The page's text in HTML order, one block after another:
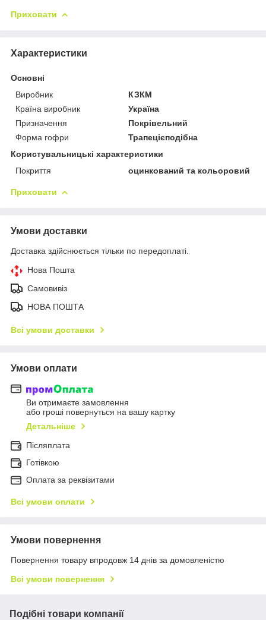
Приховати
Характеристики
Основні
Виробник
КЗКМ
Країна виробник
Україна
Призначення
Покрівельний
Форма гофри
Трапецієподібна
Користувальницькі характеристики
Покриття
оцинкований та кольоровий
Приховати
Умови доставки
Доставка здійснюється тільки по передоплаті.
Нова Пошта
Самовивіз
НОВА ПОШТА
Всі умови доставки
Умови оплати
Ви отримаєте замовлення
або гроші повернуться на вашу картку
Детальніше
Післяплата
Готівкою
Оплата за реквізитами
Всі умови оплати
Умови повернення
Повернення товару впродовж 14 днів за домовленістю
Всі умови повернення
Подібні товари компанії